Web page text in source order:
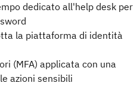
dedicato all'help desk per
la piattaforma di identità
(MFA) applicata con una
azioni sensibili